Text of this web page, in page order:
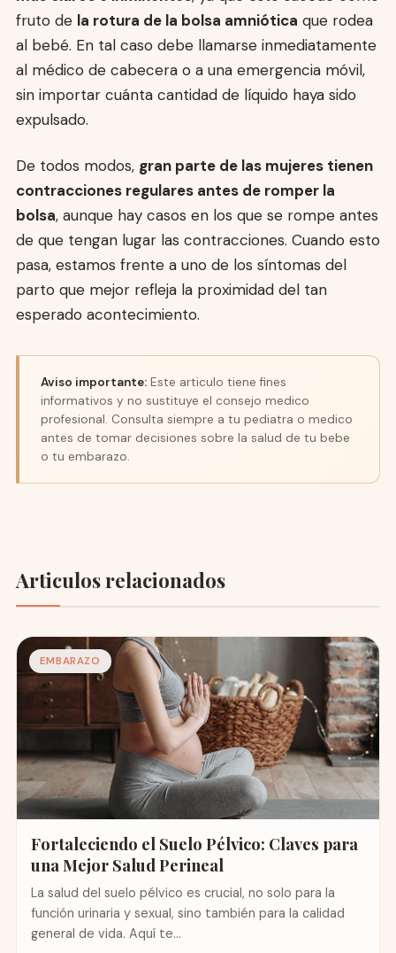
fruto de la rotura de la bolsa amniótica que rodea
al bebé. En tal caso debe llamarse inmediatamente
al médico de cabecera o a una emergencia móvil,
sin importar cuánta cantidad de líquido haya sido
expulsado.
De todos modos, gran parte de las mujeres tienen
contracciones regulares antes de romper la
bolsa, aunque hay casos en los que se rompe antes
de que tengan lugar las contracciones. Cuando esto
pasa, estamos frente a uno de los síntomas del
parto que mejor refleja la proximidad del tan
esperado acontecimiento.
Aviso importante:Este articulo tiene fines
informativos y no sustituye el consejo medico
profesional. Consulta siempre a tu pediatra o medico
antes de tomar decisiones sobre la salud de tu bebe
o tu embarazo.
Articulos relacionados
EMBARAZO
Fortaleciendo el Suelo Pélvico: Claves para
una Mejor Salud Perineal
La salud del suelo pélvico es crucial, no solo para la
función urinaria y sexual, sino también para la calidad
general de vida. Aquí te...